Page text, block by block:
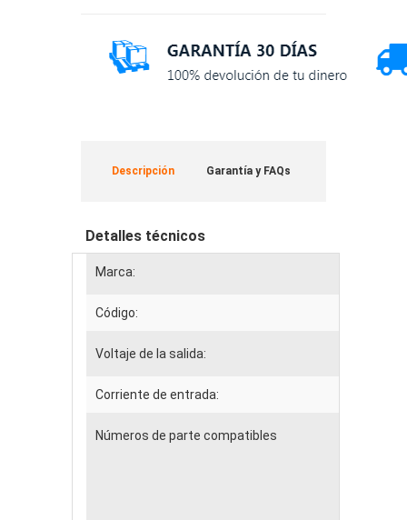
Descripción Garantía y FAQs
Detalles técnicos
Marca:
Código:
Voltaje de la salida:
Corriente de entrada:
Números de parte compatibles